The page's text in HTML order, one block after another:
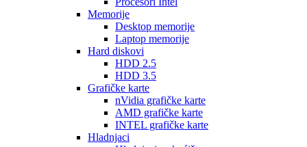
Memorije
Desktop memorije
Laptop memorije
Hard diskovi
HDD 2.5
HDD 3.5
Grafičke karte
nVidia grafičke karte
AMD grafičke karte
INTEL grafičke karte
Hladnjaci